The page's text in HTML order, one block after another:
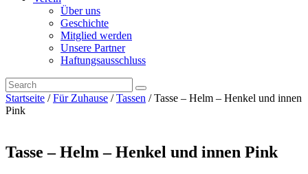
Über uns
Geschichte
Mitglied werden
Unsere Partner
Haftungsausschluss
Startseite /Für Zuhause /Tassen / Tasse – Helm – Henkel und innen
Pink
Tasse – Helm – Henkel und innen Pink